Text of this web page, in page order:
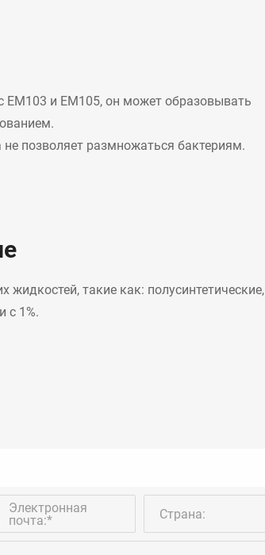
EM103 и EM105, он может образовывать
позволяет размножаться бактериям.
такие как: полусинтетические,
с 1%.
Электронная
почта:* Страна: